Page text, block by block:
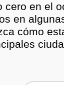
cero en el
en
cómo